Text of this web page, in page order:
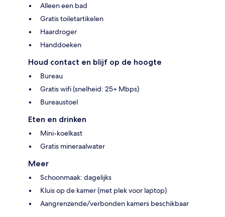
Alleen een bad
Gratis toiletartikelen
Haardroger
Handdoeken
Houd contact en blijf op de hoogte
Bureau
Gratis wifi (snelheid: 25+ Mbps)
Bureaustoel
Eten en drinken
Mini-koelkast
Gratis mineraalwater
Meer
Schoonmaak: dagelijks
Kluis op de kamer (met plek voor laptop)
Aangrenzende/verbonden kamers beschikbaar